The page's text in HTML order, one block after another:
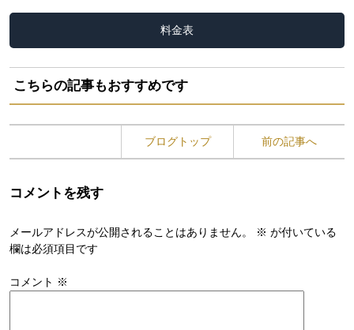
料金表
こちらの記事もおすすめです
ブログトップ 前の記事へ
コメントを残す
メールアドレスが公開されることはありません。 ※ が付いている
欄は必須項目です
コメント ※